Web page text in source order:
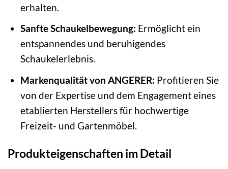
erhalten.
Sanfte Schaukelbewegung: Ermöglicht ein
entspannendes und beruhigendes
Schaukelerlebnis.
Markenqualität von ANGERER: Profitieren Sie
von der Expertise und dem Engagement eines
etablierten Herstellers für hochwertige
Freizeit- und Gartenmöbel.
Produkteigenschaften im Detail